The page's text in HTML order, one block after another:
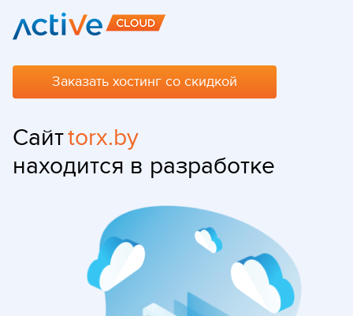
Заказать хостинг со скидкой
Сайтtorx.by
находится в разработке